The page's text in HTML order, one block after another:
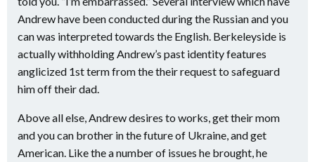
Andrew have been conducted during the Russian and you
can was interpreted towards the English. Berkeleyside is
actually withholding Andrew’s past identity features
anglicized 1st term from the their request to safeguard
him off their dad.
Above all else, Andrew desires to works, get their mom
and you can brother in the future of Ukraine, and get
American. Like the a number of issues he brought, he